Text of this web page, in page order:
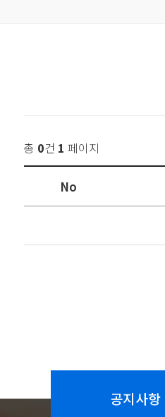
총 0건 1 페이지
No
공지사항